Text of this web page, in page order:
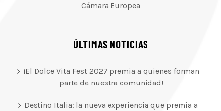
Cámara Europea
ÚLTIMAS NOTICIAS
¡El Dolce Vita Fest 2027 premia a quienes forman
parte de nuestra comunidad!
Destino Italia: la nueva experiencia que premia a